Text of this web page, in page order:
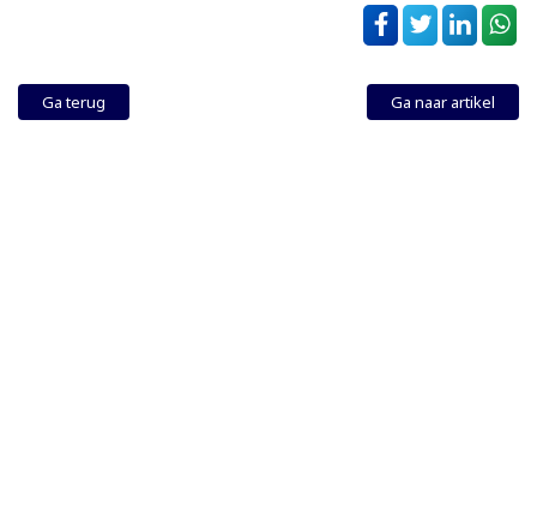
Ga terug Ga naar artikel